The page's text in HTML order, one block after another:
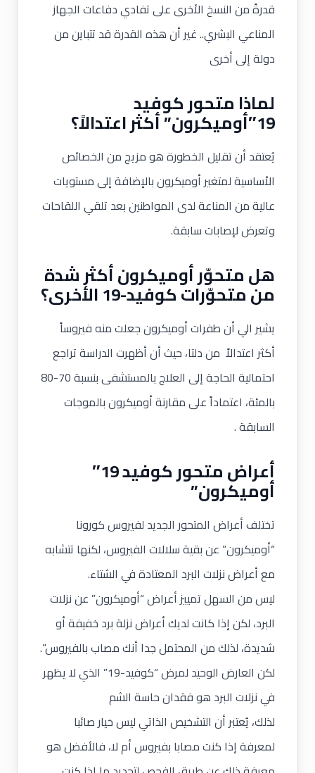
قدرةً من النسخ الأخرى على تفادي دفاعات الجهاز
المناعي البشري.. غير أن هذه القدرة قد تتباين من
دولة إلى أخرى
لماذا متحور كوفيد
19″أوميكرون” أكثر اعتدالاً؟
يُعتقد أن تقليل الخطورة هو مزيج من الخصائص
الأساسية لمتغير أوميكرون بالإضافة إلى مستويات
عالية من المناعة لدى المواطنين بعد تلقي اللقاحات
وتعرض لإصابات سابقة.
هل متحوّر أوميكرون أكثر شدة
من متحوّرات كوفيد-19 الأخرى؟
يشير الي أن طفرات أوميكرون جعلت منه فيروساً
أكثر اعتدالاً من دلتا، حيث أن أظهرت الدراسة تراجع
احتمالية الحاجة إلى العلاج بالمستشفى بنسبة 70-80
بالمئة، اعتماداً على مقارنة أوميكرون بالموجات
السابقة .
أعراض متحور كوفيد 19″
أوميكرون”
تختلف أعراض المتحور الجديد لفيروس كورونا
“أوميكرون” عن بقية سلالات الفيروس، لكنها تتشابه
مع أعراض نزلات البرد المعتادة في الشتاء.
ليس من السهل تمييز أعراض “أوميكرون” عن نزلات
البرد، لكن إذا كانت لديك أعراض نزلة برد خفيفة أو
شديدة، لذلك من المحتمل جدا أنك مصاب بالفيروس”.
لكن العارض الوحيد لمرض “كوفيد-19” الذي لا يظهر
في نزلات البرد هو فقدان حاسة الشم
لذلك، يُعتبر أن التشخيص الذاتي ليس خيار صائبا
لمعرفة إذا كنت مصابا بفيروس أم لا، فالأفضل هو